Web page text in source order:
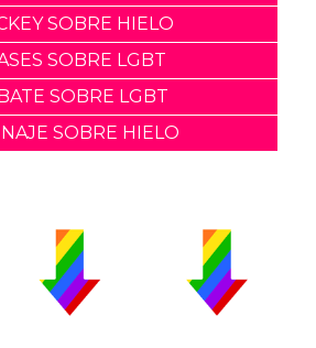
SOBRE HIELO
SOBRE LGBT
SOBRE LGBT
SOBRE HIELO